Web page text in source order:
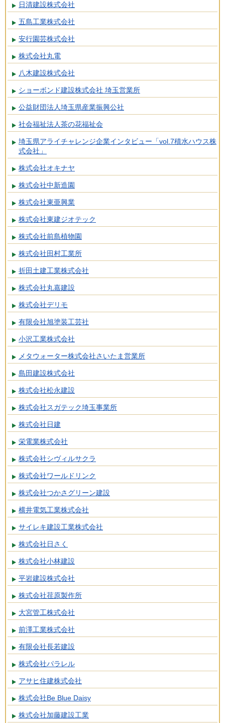
日清建設株式会社
五島工業株式会社
安行園芸株式会社
株式会社丸電
八木建設株式会社
ショーボンド建設株式会社 埼玉営業所
公益財団法人埼玉県産業振興公社
社会福祉法人茶の花福祉会
埼玉県アライチャレンジ企業インタビュー「vol.7積水ハウス株
式会社」
株式会社オキナヤ
株式会社中新造園
株式会社東亜興業
株式会社東建ジオテック
株式会社前島植物園
株式会社田村工業所
折田土建工業株式会社
株式会社丸嘉建設
株式会社デリモ
有限会社旭塗装工芸社
小沢工業株式会社
メタウォーター株式会社さいたま営業所
島田建設株式会社
株式会社松永建設
株式会社スガテック埼玉事業所
株式会社日建
栄電業株式会社
株式会社シヴィルサクラ
株式会社ワールドリンク
株式会社つかさグリーン建設
横井電気工業株式会社
サイレキ建設工業株式会社
株式会社日さく
株式会社小林建設
平岩建設株式会社
株式会社荏原製作所
大宮管工株式会社
前澤工業株式会社
有限会社長若建設
株式会社パラレル
アサヒ住建株式会社
株式会社Be Blue Daisy
株式会社加藤建設工業